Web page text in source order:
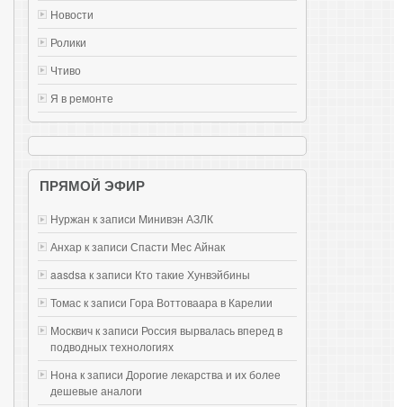
Новости
Ролики
Чтиво
Я в ремонте
ПРЯМОЙ ЭФИР
Нуржан к записи Mинивэн АЗЛК
Анхар к записи Спасти Мес Айнак
aasdsa к записи Кто такие Хунвэйбины
Томас к записи Гора Воттоваара в Карелии
Москвич к записи Россия вырвалась вперед в
подводных технологиях
Нона к записи Дорогие лекарства и их более
дешевые аналоги